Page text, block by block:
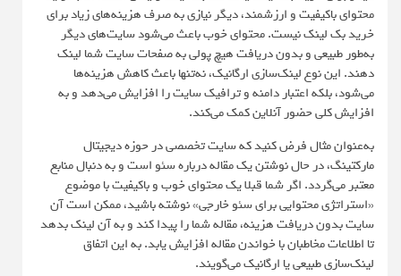
محتوای باکیفیت و ارزشمند، دیگر نیازی به صرف هزینه‌های زیاد برای
خرید بک ‌لینک نیست. محتوای خوب باعث می‌شود سایت‌های دیگر
به‌طور طبیعی و بدون دریافت هیچ پولی به صفحات سایت شما لینک
دهند. این نوع لینک‌سازی ارگانیک، نه‌تنها باعث کاهش هزینه‌ها
می‌شود، بلکه اعتبار دامنه و ترافیک سایت را افزایش می‌دهد و به
افزایش کلی حضور آنلاین کمک می‌کند.
به‌عنوان مثال فرض کنید که سایت تخصصی در حوزه دیجیتال
مارکتینگ، در حال نوشتن یک مقاله درباره سئو است و به دنبال منابع
معتبر می‌گردد. اگر شما قبلا یک محتوای خوب و باکیفیت با موضوع
«استراتژی محتوایی برای سئو خارجی» نوشته باشید، ممکن است آن
سایت بدون دریافت هزینه، مقاله شما را پیدا کند و به آن لینک بدهد
تا اطلاعات مخاطبان با خواندن مقاله افزایش یابد. به این اتفاق
لینک‌سازی طبیعی یا ارگانیک می‌گویند.